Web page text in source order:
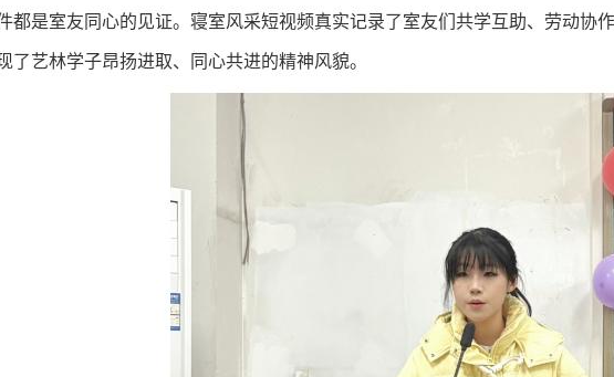
都是室友同心的见证。寝室风采短视频真实记录了室友们共学互助、劳动协
了艺林学子昂扬进取、同心共进的精神风貌。